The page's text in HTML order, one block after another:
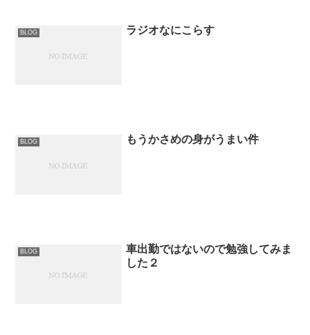
BLOG ラジオなにこらす
BLOG もうかさめの身がうまい件
BLOG
車出勤ではないので勉強してみま
した２